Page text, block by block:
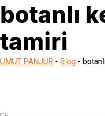
botanlı
tamiri
UMUT PANJUR - Blog -